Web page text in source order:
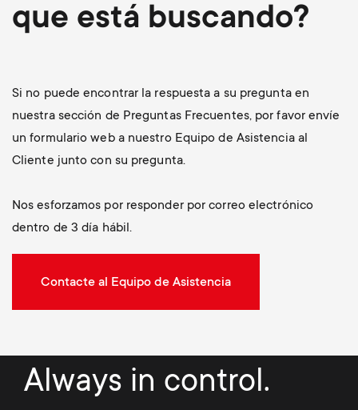
que está buscando?
Si no puede encontrar la respuesta a su pregunta en
nuestra sección de Preguntas Frecuentes, por favor envíe
un formulario web a nuestro Equipo de Asistencia al
Cliente junto con su pregunta.
Nos esforzamos por responder por correo electrónico
dentro de 3 día hábil.
Contacte al Equipo de Asistencia
Always in control.